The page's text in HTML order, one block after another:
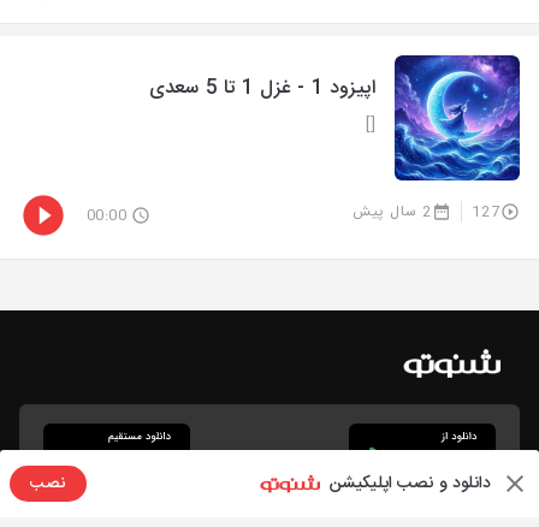
اپیزود 1 - غزل 1 تا 5 سعدی
[]
127 2 سال پیش 00:00
دانلود و نصب اپلیکیشن نصب